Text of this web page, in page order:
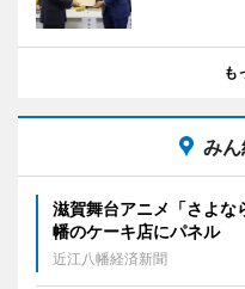
も
み
滋賀舞台アニメ「さよ
幡のケーキ店にパネル
近江八幡経済新聞